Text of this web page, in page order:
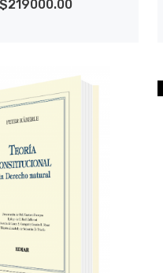
$219000.00